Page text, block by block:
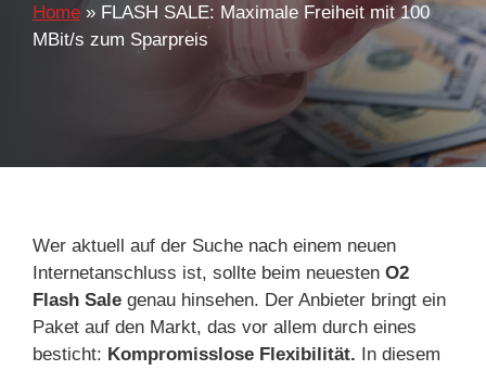
Home » FLASH SALE: Maximale Freiheit mit 100
MBit/s zum Sparpreis
Wer aktuell auf der Suche nach einem neuen
Internetanschluss ist, sollte beim neuesten O2
Flash Sale genau hinsehen. Der Anbieter bringt ein
Paket auf den Markt, das vor allem durch eines
besticht: Kompromisslose Flexibilität. In diesem